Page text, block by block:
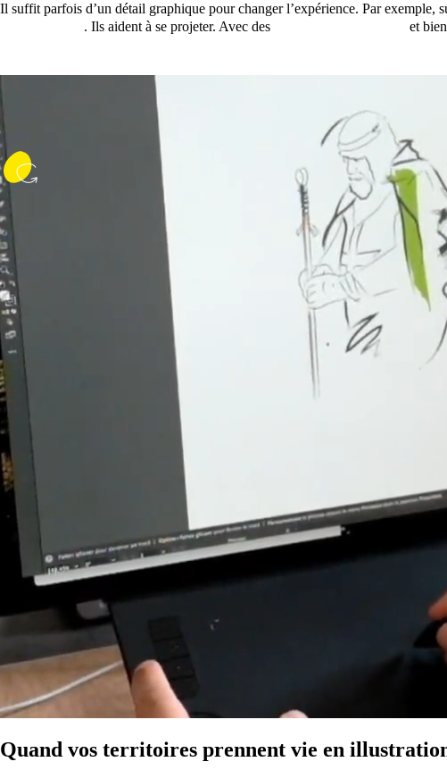
Il suffit parfois d’un détail graphique pour changer l’expérience. Par exemple,
. Ils aident à se projeter. Avec des et
Quand vos territoires prennent vie en